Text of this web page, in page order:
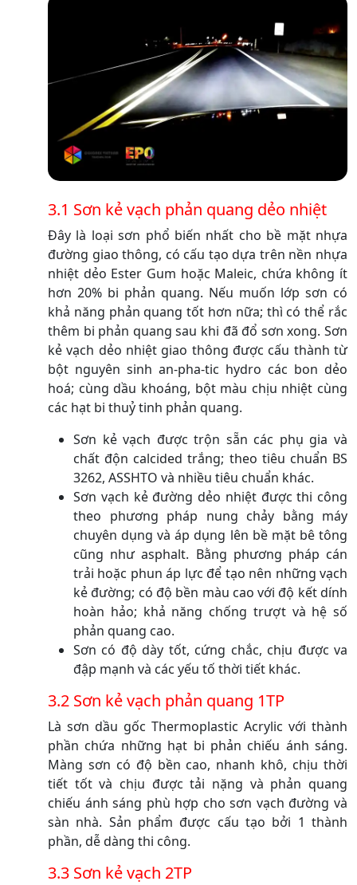
3.1 Sơn kẻ vạch phản quang dẻo nhiệt
Đây là loại sơn phổ biến nhất cho bề mặt nhựa
đường giao thông, có cấu tạo dựa trên nền nhựa
nhiệt dẻo Ester Gum hoặc Maleic, chứa không ít
hơn 20% bi phản quang. Nếu muốn lớp sơn có
khả năng phản quang tốt hơn nữa; thì có thể rắc
thêm bi phản quang sau khi đã đổ sơn xong. Sơn
kẻ vạch dẻo nhiệt giao thông được cấu thành từ
bột nguyên sinh an-pha-tic hydro các bon dẻo
hoá; cùng dầu khoáng, bột màu chịu nhiệt cùng
các hạt bi thuỷ tinh phản quang.
Sơn kẻ vạch được trộn sẵn các phụ gia và
chất độn calcided trắng; theo tiêu chuẩn BS
3262, ASSHTO và nhiều tiêu chuẩn khác.
Sơn vạch kẻ đường dẻo nhiệt được thi công
theo phương pháp nung chảy bằng máy
chuyên dụng và áp dụng lên bề mặt bê tông
cũng như asphalt. Bằng phương pháp cán
trải hoặc phun áp lực để tạo nên những vạch
kẻ đường; có độ bền màu cao với độ kết dính
hoàn hảo; khả năng chống trượt và hệ số
phản quang cao.
Sơn có độ dày tốt, cứng chắc, chịu được va
đập mạnh và các yếu tố thời tiết khác.
3.2 Sơn kẻ vạch phản quang 1TP
Là sơn dầu gốc Thermoplastic Acrylic với thành
phần chứa những hạt bi phản chiếu ánh sáng.
Màng sơn có độ bền cao, nhanh khô, chịu thời
tiết tốt và chịu được tải nặng và phản quang
chiếu ánh sáng phù hợp cho sơn vạch đường và
sàn nhà. Sản phẩm được cấu tạo bởi 1 thành
phần, dễ dàng thi công.
3.3 Sơn kẻ vạch 2TP